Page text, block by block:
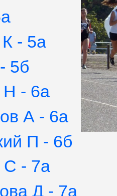
- 5а
5б
Н - 6а
А - 6а
П - 6б
С - 7а
Д - 7а